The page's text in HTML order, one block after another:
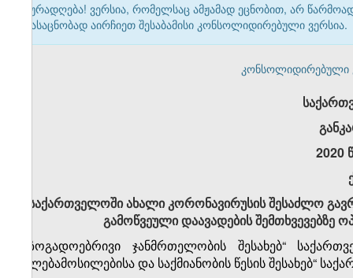
ყურადღება! ვერსია, რომელსაც ამჟამად ეცნობით, არ
გასაცნობად აირჩიეთ შესაბამისი კონსოლიდირებული ვერსია.
კონსოლიდირებული
2020
საქართველოში ახალი კორონავირუსის შესაძლო
გამოწვეული დაავადების შემთხვევებზე
„საზოგადოებრივი ჯანმრთელობის შესახებ“
უფლებამოსილებისა და საქმიანობის წესის შესახებ“